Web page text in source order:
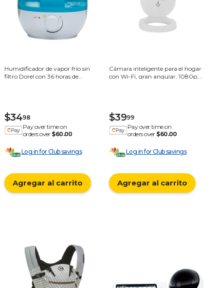
Humidificador de vapor frío sin
filtro Dorel con 36 horas de
$3498
Pay over time on
orders over $60.00
Log in for Club savings
Agregar al carrito
Cámara inteligente para el hogar
con Wi-Fi, gran angular, 1080p,
$3999
Pay over time on
orders over $60.00
Log in for Club savings
Agregar al carrito